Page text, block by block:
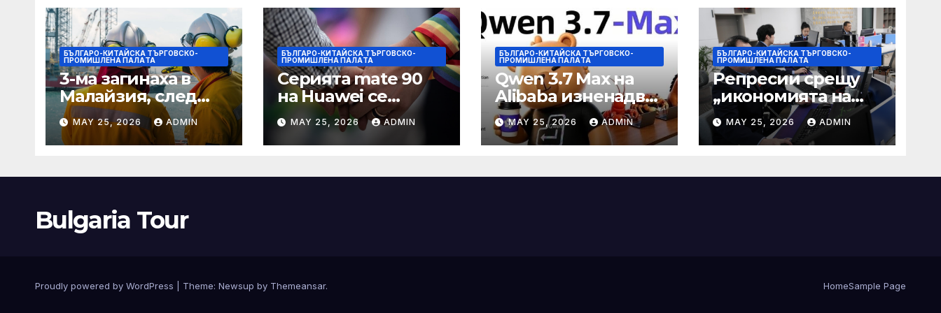
БЪЛГАРО-КИТАЙСКА ТЪРГОВСКО-
ПРОМИШЛЕНА ПАЛAТА
3-ма загинаха в
Малайзия, след
като спасителна
лодка падна в
морето от
Petronas
MAY 25, 2026 ADMIN
БЪЛГАРО-КИТАЙСКА ТЪРГОВСКО-
ПРОМИШЛЕНА ПАЛAТА
Серията mate 90
на Huawei се
очаква да
дебютира с нов
чип Kirin тази есен
MAY 25, 2026 ADMIN
БЪЛГАРО-КИТАЙСКА ТЪРГОВСКО-
ПРОМИШЛЕНА ПАЛAТА
Qwen 3.7 Max на
Alibaba изненадва
задгранични
разработчици с 35-
часово автономно
задачи
MAY 25, 2026 ADMIN
БЪЛГАРО-КИТАЙСКА ТЪРГОВСКО-
ПРОМИШЛЕНА ПАЛAТА
Репресии срещу
„икономията на
фактурирането“
MAY 25, 2026 ADMIN
Bulgaria Tour
Proudly powered by WordPress Theme: Newsup by Themeansar. HomeSample Page